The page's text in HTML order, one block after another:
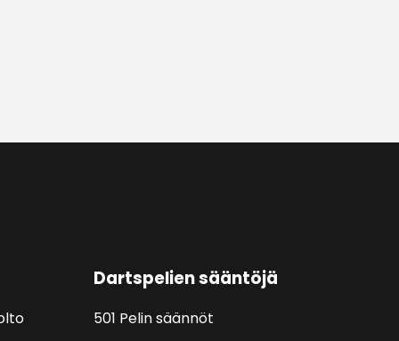
Dartspelien sääntöjä
501 Pelin säännöt